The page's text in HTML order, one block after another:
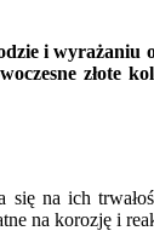
i
złote
na ich
na korozję i